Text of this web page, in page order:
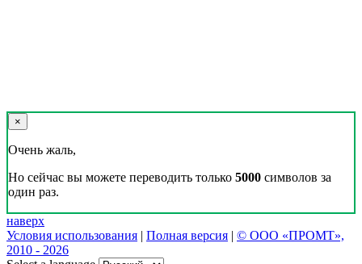
×
Очень жаль,
Но сейчас вы можете переводить только 5000 символов за
один раз.
наверх
Условия использования | Полная версия | © ООО «ПРОМТ»,
2010 - 2026